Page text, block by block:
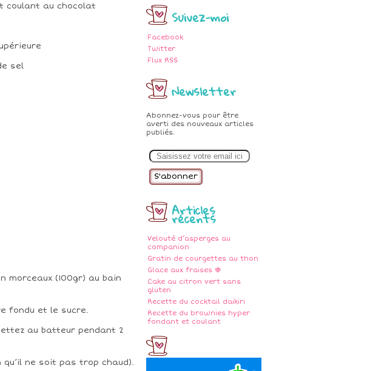
Suivez-moi
Facebook
Twitter
Flux RSS
Newsletter
Abonnez-vous pour être
averti des nouveaux articles
publiés.
m
Articles
récents
Velouté d’asperges au
companion
Gratin de courgettes au thon
Glace aux fraises 🍓
Cake au citron vert sans
gluten
Recette du cocktail daikiri
Recette du brownies hyper
fondant et coulant
coulant au chocolat
sel
morceaux (100gr) au bain
fondu et le sucre.
au batteur pendant 2
ne soit pas trop chaud).